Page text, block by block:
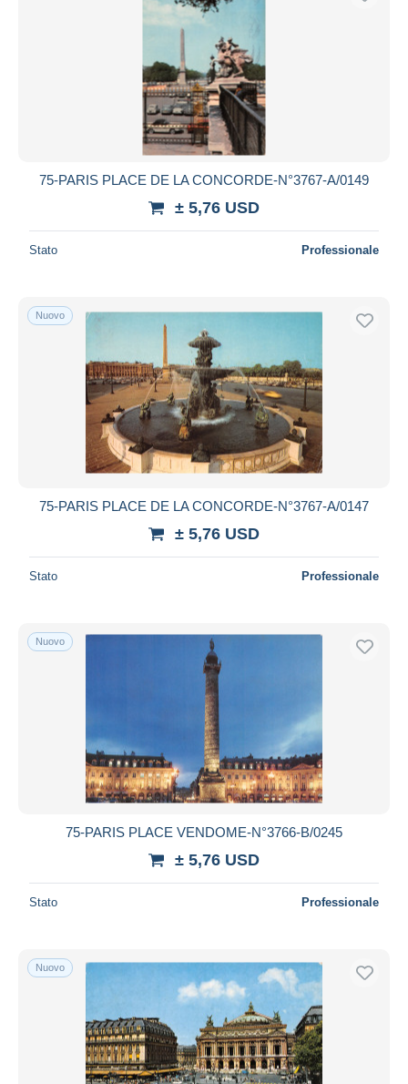
75-PARIS PLACE DE LA CONCORDE-N°3767-A/0149
± 5,76 USD
Stato Professionale
Nuovo
75-PARIS PLACE DE LA CONCORDE-N°3767-A/0147
± 5,76 USD
Stato Professionale
Nuovo
75-PARIS PLACE VENDOME-N°3766-B/0245
± 5,76 USD
Stato Professionale
Nuovo